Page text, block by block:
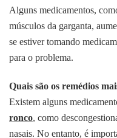
Alguns medicamentos,
músculos da garganta,
se estiver tomando
para o problema.
Quais são os remédios
Existem alguns
ronco, como
nasais. No entanto, é